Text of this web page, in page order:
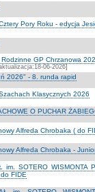
Pory Roku - edycja
GP Chrzanowa
06-2026]
2026" - 8. runda rapid
Klasycznych 2026
O PUCHAR
Alfreda Chrobaka ( do
Alfreda Chrobaka -
im. SOTERO WISMONTA
FIDE